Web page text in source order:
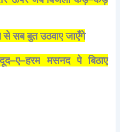
से सब बुत उठवाए जाएँगे
–ए–हरम मसनद पे बिठाए